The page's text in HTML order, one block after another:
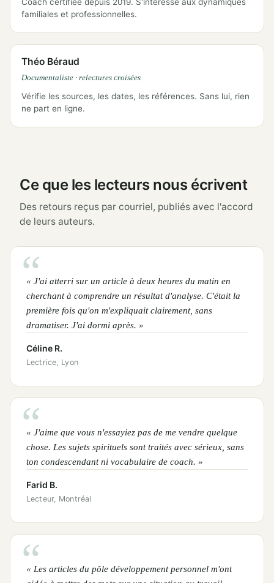
familiales et professionnelles.
Théo Béraud
Documentaliste · relectures croisées
Vérifie les sources, les dates, les références. Sans lui, rien
ne part en ligne.
Ce que les lecteurs nous écrivent
Des retours reçus par courriel, publiés avec l'accord
de leurs auteurs.
« J'ai atterri sur un article à deux heures du matin en
cherchant à comprendre un résultat d'analyse. C'était la
première fois qu'on m'expliquait clairement, sans
dramatiser. J'ai dormi après. »
Céline R.
Lectrice, Lyon
« J'aime que vous n'essayiez pas de me vendre quelque
chose. Les sujets spirituels sont traités avec sérieux, sans
ton condescendant ni vocabulaire de coach. »
Farid B.
Lecteur, Montréal
« Les articles du pôle développement personnel m'ont